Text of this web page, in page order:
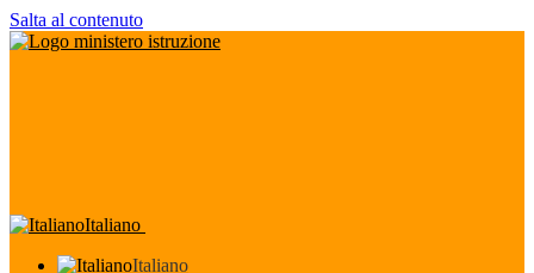
Salta al contenuto
Italiano
Italiano